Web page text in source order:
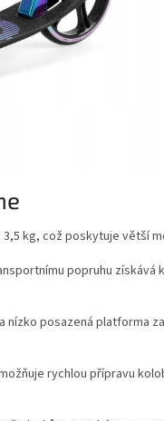
kg, což poskytuje větší
popruhu získává
nízko posazená platforma
rychlou přípravu